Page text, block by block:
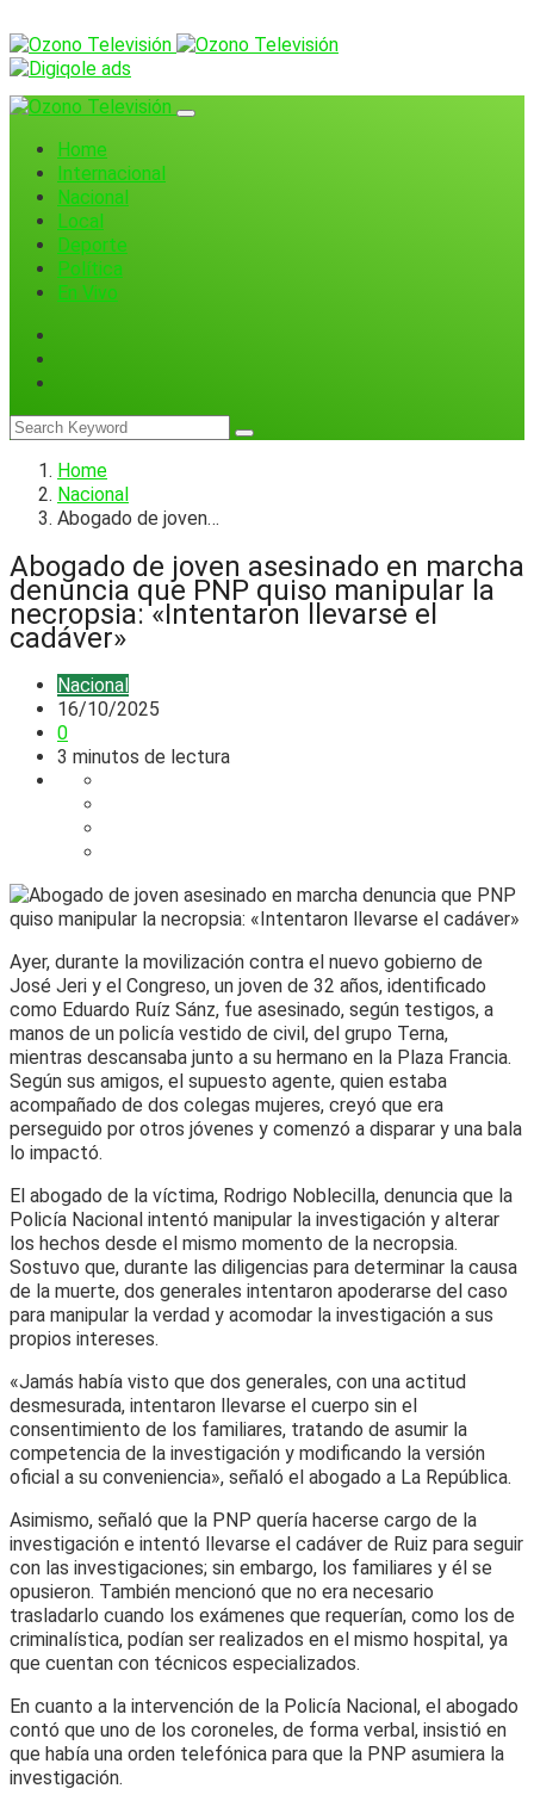
Home
Internacional
Nacional
Local
Deporte
Política
En Vivo
Home
Nacional
Abogado de joven…
Abogado de joven asesinado en marcha
denuncia que PNP quiso manipular la
necropsia: «Intentaron llevarse el
cadáver»
Nacional
16/10/2025
0
3 minutos de lectura
Ayer, durante la movilización contra el nuevo gobierno de
José Jeri y el Congreso, un joven de 32 años, identificado
como Eduardo Ruíz Sánz, fue asesinado, según testigos, a
manos de un policía vestido de civil, del grupo Terna,
mientras descansaba junto a su hermano en la Plaza Francia.
Según sus amigos, el supuesto agente, quien estaba
acompañado de dos colegas mujeres, creyó que era
perseguido por otros jóvenes y comenzó a disparar y una bala
lo impactó.
El abogado de la víctima, Rodrigo Noblecilla, denuncia que la
Policía Nacional intentó manipular la investigación y alterar
los hechos desde el mismo momento de la necropsia.
Sostuvo que, durante las diligencias para determinar la causa
de la muerte, dos generales intentaron apoderarse del caso
para manipular la verdad y acomodar la investigación a sus
propios intereses.
«Jamás había visto que dos generales, con una actitud
desmesurada, intentaron llevarse el cuerpo sin el
consentimiento de los familiares, tratando de asumir la
competencia de la investigación y modificando la versión
oficial a su conveniencia», señaló el abogado a La República.
Asimismo, señaló que la PNP quería hacerse cargo de la
investigación e intentó llevarse el cadáver de Ruiz para seguir
con las investigaciones; sin embargo, los familiares y él se
opusieron. También mencionó que no era necesario
trasladarlo cuando los exámenes que requerían, como los de
criminalística, podían ser realizados en el mismo hospital, ya
que cuentan con técnicos especializados.
En cuanto a la intervención de la Policía Nacional, el abogado
contó que uno de los coroneles, de forma verbal, insistió en
que había una orden telefónica para que la PNP asumiera la
investigación.